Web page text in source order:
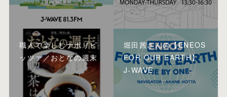
職人で楽しむナポリピ
ッツァ／おとなの週末
堀田茜さんの【ENEOS
FOR OUR EARTH】
J-WAVE